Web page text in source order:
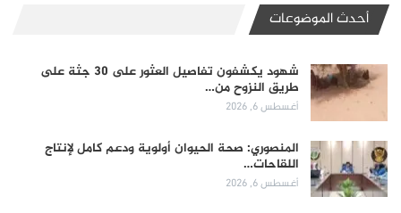
أحدث الموضوعات
شهود يكشفون تفاصيل العثور على 30 جثة على
طريق النزوح من…
أغسطس 6, 2026
المنصوري: صحة الحيوان أولوية ودعم كامل لإنتاج
اللقاحات…
أغسطس 6, 2026